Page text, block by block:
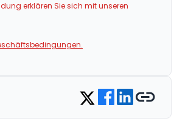
erklären Sie sich mit unseren
Share on Twitter
Share on Facebook
Share on LinkedIn
Copy link